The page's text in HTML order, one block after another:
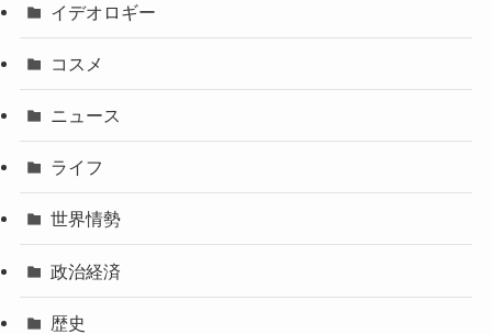
イデオロギー
コスメ
ニュース
ライフ
世界情勢
政治経済
歴史